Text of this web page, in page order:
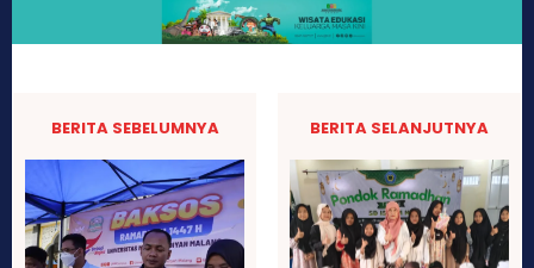
BERITA SEBELUMNYA BERITA SELANJUTNYA